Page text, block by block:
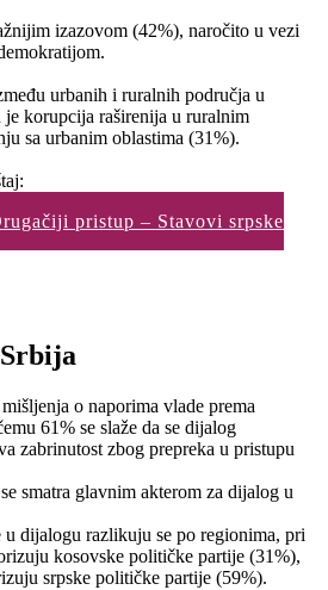
izazovom (42%), naročito u vezi
urbanih i ruralnih područja u
korupcija raširenija u ruralnim
sa urbanim oblastima (31%).
pristup – Stavovi srpske
o naporima vlade prema
61% se slaže da se dijalog
zabrinutost zbog prepreka u pristupu
smatra glavnim akterom za dijalog u
u dijalogu razlikuju se po regionima, pri
kosovske političke partije (31%),
srpske političke partije (59%).